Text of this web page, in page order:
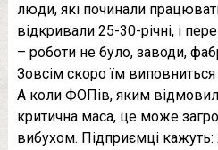
люди, які починали
відкривали 25-30-річні, і
– роботи не було, заводи,
Зовсім скоро їм виповниться
А коли ФОПів, яким
критична маса, це може
вибухом. Підприємці кажуть: